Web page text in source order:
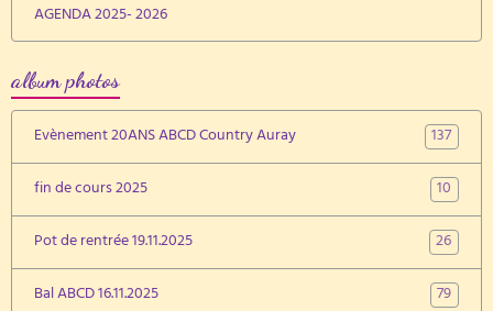
AGENDA 2025- 2026
album photos
Evènement 20ANS ABCD Country Auray
137
fin de cours 2025
10
Pot de rentrée 19.11.2025
26
Bal ABCD 16.11.2025
79